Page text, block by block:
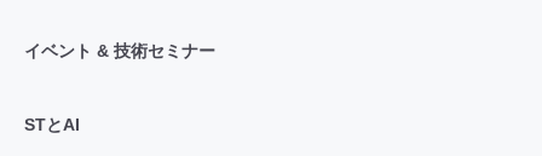
イベント & 技術セミナー
STとAI